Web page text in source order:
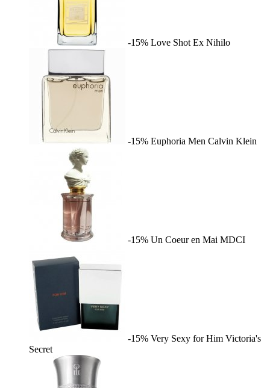
-15% Love Shot Ex Nihilo
-15% Euphoria Men Calvin Klein
-15% Un Coeur en Mai MDCI
-15% Very Sexy for Him Victoria's
Secret